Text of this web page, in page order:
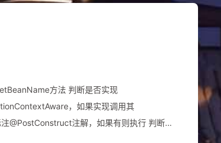
方法 判断是否实现
，如果实现调用其
@PostConstruct注解，如果有则执行 判断是